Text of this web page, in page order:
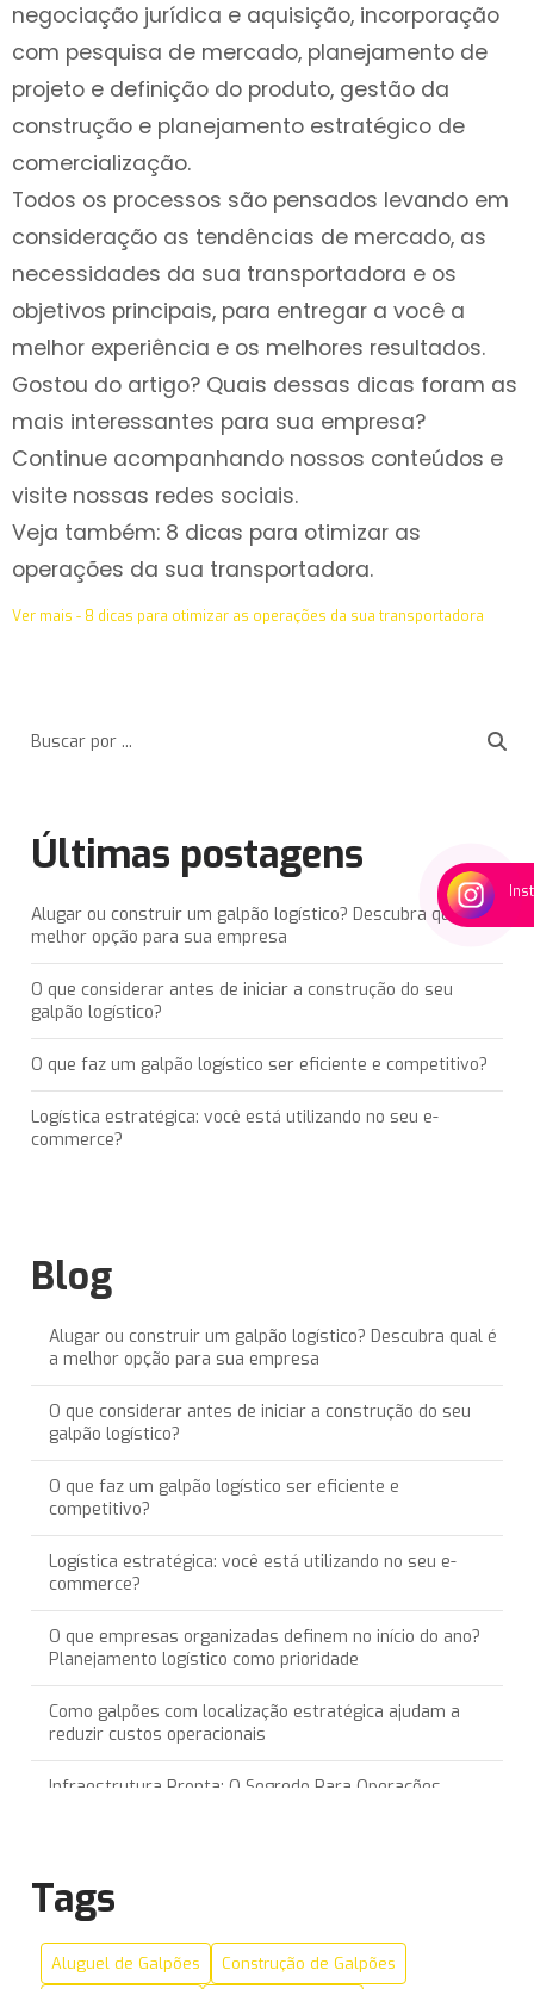
negociação jurídica e aquisição, incorporação
com pesquisa de mercado, planejamento de
projeto e definição do produto, gestão da
construção e planejamento estratégico de
comercialização.
Todos os processos são pensados levando em
consideração as tendências de mercado, as
necessidades da sua transportadora e os
objetivos principais, para entregar a você a
melhor experiência e os melhores resultados.
Gostou do artigo? Quais dessas dicas foram as
mais interessantes para sua empresa?
Continue acompanhando nossos conteúdos e
visite nossas redes sociais.
Veja também: 8 dicas para otimizar as
operações da sua transportadora.
Ver mais - 8 dicas para otimizar as operações da sua transportadora
Últimas postagens
Alugar ou construir um galpão logístico? Descubra qual é a
melhor opção para sua empresa
O que considerar antes de iniciar a construção do seu
galpão logístico?
O que faz um galpão logístico ser eficiente e competitivo?
Logística estratégica: você está utilizando no seu e-
commerce?
Blog
Alugar ou construir um galpão logístico? Descubra qual é
a melhor opção para sua empresa
O que considerar antes de iniciar a construção do seu
galpão logístico?
O que faz um galpão logístico ser eficiente e
competitivo?
Logística estratégica: você está utilizando no seu e-
commerce?
O que empresas organizadas definem no início do ano?
Planejamento logístico como prioridade
Como galpões com localização estratégica ajudam a
reduzir custos operacionais
Infraestrutura Pronta: O Segredo Para Operações
Sobre o Crescimento do Setor
Incentivos Fiscais para Empresas que Optam por Galpões
Tags
Aluguel de Galpões Construção de Galpões